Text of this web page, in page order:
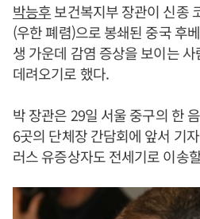
박능후보건복지부 장관이 신종
(우한 폐렴)으로 봉쇄된 중국 후
생 가운데 감염 증상을 보이는
데려오기로 했다.
박 장관은 29일 서울 중구의 한
6곳의 단체장 간담회에 앞서 기
러스 유증상자도 전세기로 이송